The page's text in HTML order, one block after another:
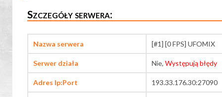
Szczegóły serwera:
Nazwa serwera [#1] [0 FPS] UFOMIX
Serwer działa Nie, Występują błędy
Adres Ip:Port 193.33.176.30:27090